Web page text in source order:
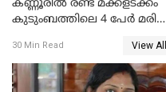
കണ്ണൂരിൽ രണ്ട് മക്കളടക്കം
കുടുംബത്തിലെ 4 പേർ മരിച്ച
30 Min Read View All